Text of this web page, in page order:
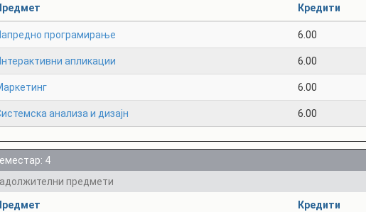
Кредити
програмирање 6.00
апликации 6.00
6.00
анализа и дизајн 6.00
4
предмети
Кредити